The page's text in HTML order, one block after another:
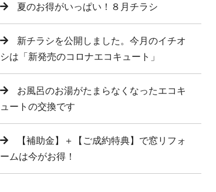
夏のお得がいっぱい！８月チラシ
新チラシを公開しました。今月のイチオ
シは「新発売のコロナエコキュート」
お風呂のお湯がたまらなくなったエコキ
ュートの交換です
【補助金】＋【ご成約特典】で窓リフォ
ームは今がお得！